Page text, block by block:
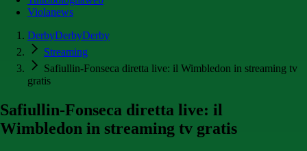
Violanews
DerbyDerbyDerby
Streaming
Safiullin-Fonseca diretta live: il Wimbledon in streaming tv
gratis
Safiullin-Fonseca diretta live: il
Wimbledon in streaming tv gratis